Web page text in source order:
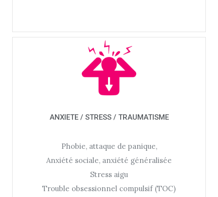
ANXIETE / STRESS / TRAUMATISME
Phobie, attaque de panique,
Anxiété sociale, anxiété généralisée
Stress aigu
Trouble obsessionnel compulsif (TOC)